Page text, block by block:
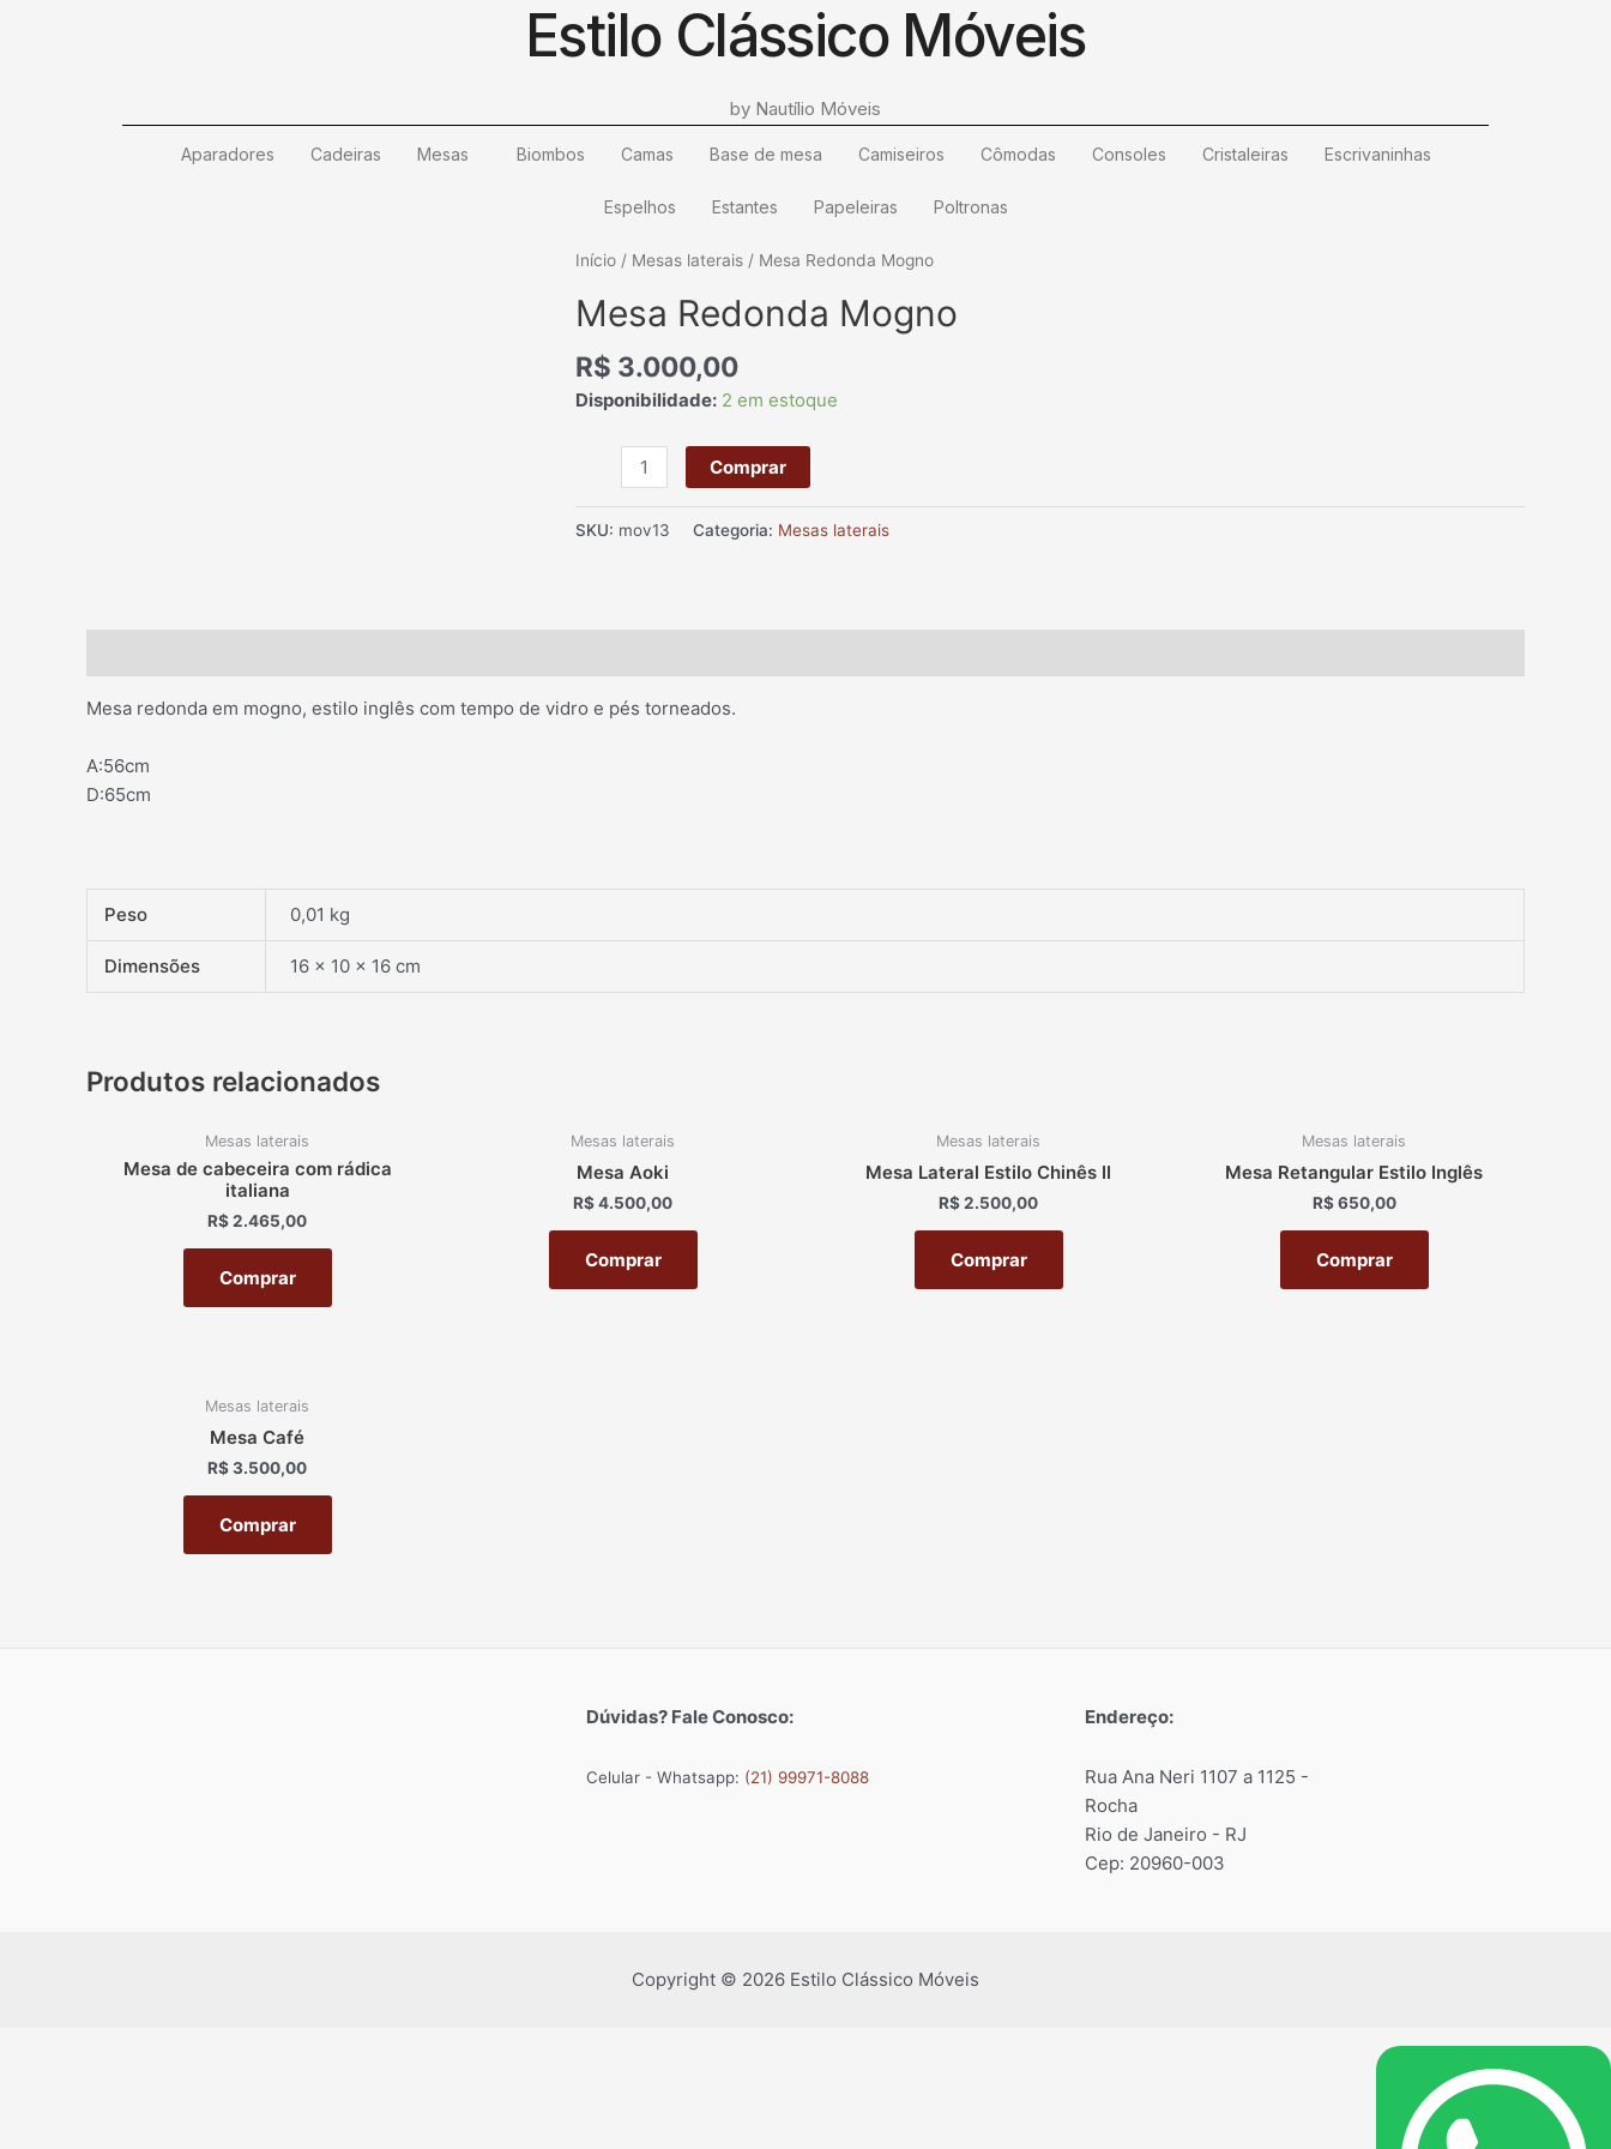
Estilo Clássico Móveis
by Nautílio Móveis
Aparadores Cadeiras Mesas Biombos Camas Base de mesa Camiseiros Cômodas Consoles Cristaleiras Escrivaninhas
Espelhos Estantes Papeleiras Poltronas
Início / Mesas laterais / Mesa Redonda Mogno
Mesa Redonda Mogno
R$ 3.000,00
Disponibilidade: 2 em estoque
Mesa
Mogno
Comprar
SKU: mov13 Categoria: Mesas laterais
Mesa redonda em mogno, estilo inglês com tempo de vidro e pés torneados.
A:56cm
D:65cm
Peso 0,01 kg
Dimensões 16 × 10 × 16 cm
Produtos relacionados
Mesas laterais
Mesa de cabeceira com rádica
italiana
R$2.465,00
Comprar
Mesas laterais
Mesa Aoki
R$4.500,00
Comprar
Mesas laterais
Mesa Lateral Estilo Chinês II
R$2.500,00
Comprar
Mesas laterais
Mesa Retangular Estilo Inglês
R$650,00
Comprar
Mesas laterais
Mesa Café
R$3.500,00
Comprar
Dúvidas? Fale Conosco:
Celular - Whatsapp: (21) 99971-8088
Endereço:
Rua Ana Neri 1107 a 1125 -
Rocha
Rio de Janeiro - RJ
Cep: 20960-003
Copyright © 2026 Estilo Clássico Móveis